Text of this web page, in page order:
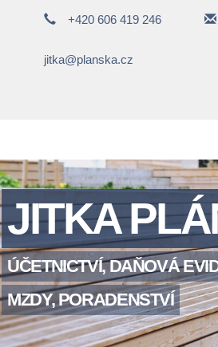
+420 606 419 246
jitka@planska.cz
JITKA
ÚČETNICTVÍ, DAŇOVÁ
MZDY, PORADENSTVÍ